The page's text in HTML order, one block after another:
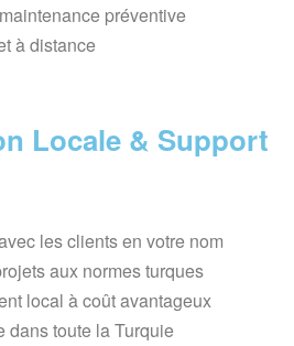
préventive
à distance
Locale & Support
les clients en votre nom
aux normes turques
local à coût avantageux
dans toute la Turquie